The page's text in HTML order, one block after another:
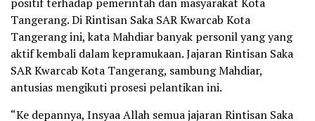
Tangerang. Di Rintisan Saka SAR Kwarcab Kota
Tangerang ini, kata Mahdiar banyak personil yang yang
aktif kembali dalam kepramukaan. Jajaran Rintisan Saka
SAR Kwarcab Kota Tangerang, sambung Mahdiar,
antusias mengikuti prosesi pelantikan ini.
“Ke depannya, Insyaa Allah semua jajaran Rintisan Saka